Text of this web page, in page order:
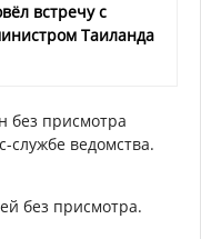
встречу с
Таиланда
без присмотра
службе ведомства.
без присмотра.